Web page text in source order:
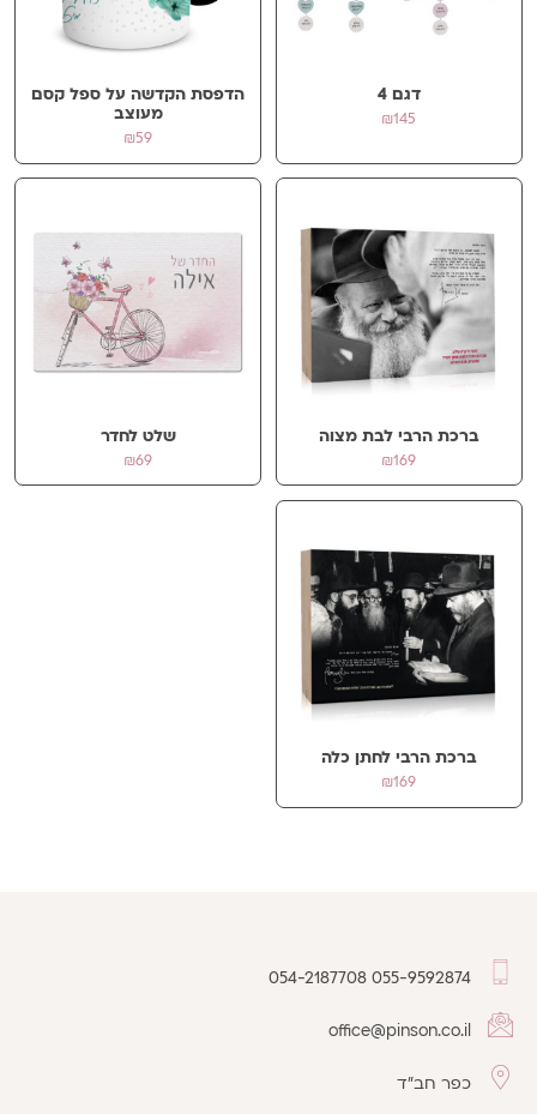
דגם 4
₪145
הדפסת הקדשה על ספל קסם
מעוצב
₪59
ברכת הרבי לבת מצוה
₪169
שלט לחדר
₪69
ברכת הרבי לחתן כלה
₪169
055-9592874
054-2187708
office@pinson.co.il
כפר חב"ד